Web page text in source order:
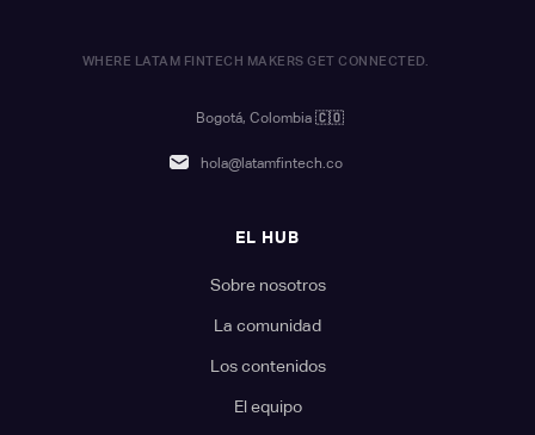
WHERE LATAM FINTECH MAKERS GET CONNECTED.
Bogotá, Colombia 🇨🇴
hola@latamfintech.co
EL HUB
Sobre nosotros
La comunidad
Los contenidos
El equipo